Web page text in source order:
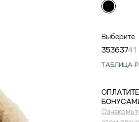
Выберите
35363741
ТАБЛИЦА
БОНУСАМИ